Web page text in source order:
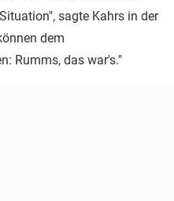
sagte Kahrs in der
dem
Rumms, das war's."